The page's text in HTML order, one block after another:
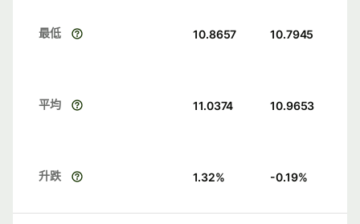
最低 10.8657 10.7945
平均 11.0374 10.9653
升跌 1.32% -0.19%